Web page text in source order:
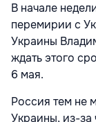
В начале
перемирии с
Украины
ждать этого
6 мая.
Россия тем не
Украины, из-за